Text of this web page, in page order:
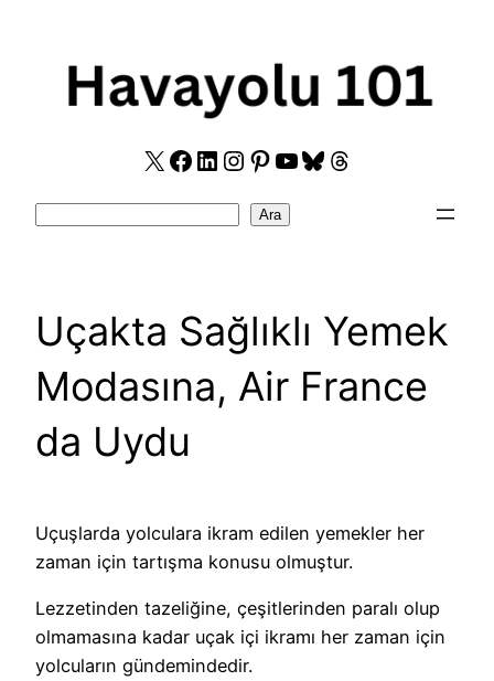
X Facebook
LinkedIn
Instagram
Pinterest
YouTube
Bluesky
Threads
Ara
Uçakta Sağlıklı Yemek
Modasına, Air France
da Uydu
Uçuşlarda yolculara ikram edilen yemekler her
zaman için tartışma konusu olmuştur.
Lezzetinden tazeliğine, çeşitlerinden paralı olup
olmamasına kadar uçak içi ikramı her zaman için
yolcuların gündemindedir.